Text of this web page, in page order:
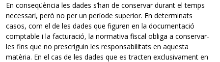
En conseqüència les dades s’han de conservar durant el temps
necessari, però no per un període superior. En determinats
casos, com el de les dades que figuren en la documentació
comptable i la facturació, la normativa fiscal obliga a conservar-
les fins que no prescriguin les responsabilitats en aquesta
matèria. En el cas de les dades que es tracten exclusivament en